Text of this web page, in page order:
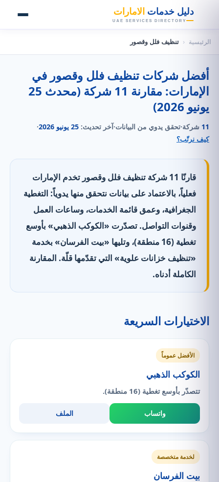
دليل خدمات الامارات
UAE SERVICES DIRECTORY
الرئيسية ‹ تنظيف فلل وقصور
أفضل شركات تنظيف فلل وقصور في
الإمارات: مقارنة 11 شركة (محدث 25
يونيو 2026)
11 شركة·تحقق يدوي من البيانات·آخر تحديث: 25 يونيو 2026
·
كيف نرتّب؟
قارنّا 11 شركة تنظيف فلل وقصور تخدم الإمارات
فعلياً، بالاعتماد على بيانات نتحقق منها يدوياً: التغطية
الجغرافية، وعمق قائمة الخدمات، وساعات العمل
وقنوات التواصل. تصدّرت «الكوكب الذهبي» بأوسع
تغطية (16 منطقة)، وتليها «بيت الفرسان» بخدمة
«تنظيف خزانات علوية» التي تقدّمها قلّة. المقارنة
الكاملة أدناه.
الاختيارات السريعة
الأفضل عموماً
الكوكب الذهبي
تتصدّر بأوسع تغطية (16 منطقة).
واتساب الملف
لخدمة متخصصة
بيت الفرسان